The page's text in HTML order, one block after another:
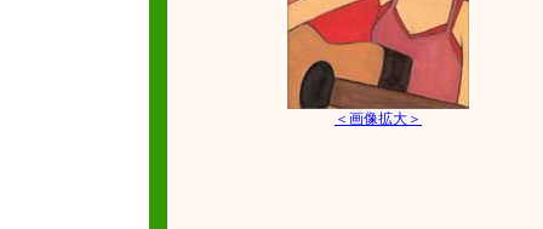
＜画像拡大＞